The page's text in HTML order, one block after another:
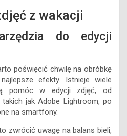
z wakacji
do edycji
poświęcić chwilę na obróbkę
efekty. Istnieje wiele
pomóc w edycji zdjęć, od
jak Adobe Lightroom, po
na smartfony.
zwrócić uwagę na balans bieli,